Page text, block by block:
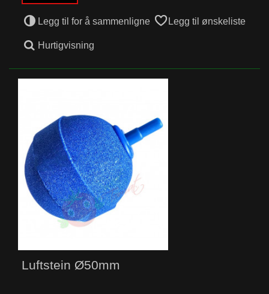
Legg til for å sammenligne Legg til ønskeliste
Hurtigvisning
Luftstein Ø50mm